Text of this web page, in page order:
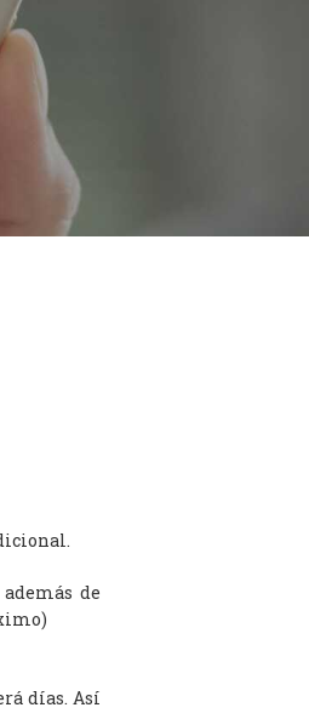
de
días. Así